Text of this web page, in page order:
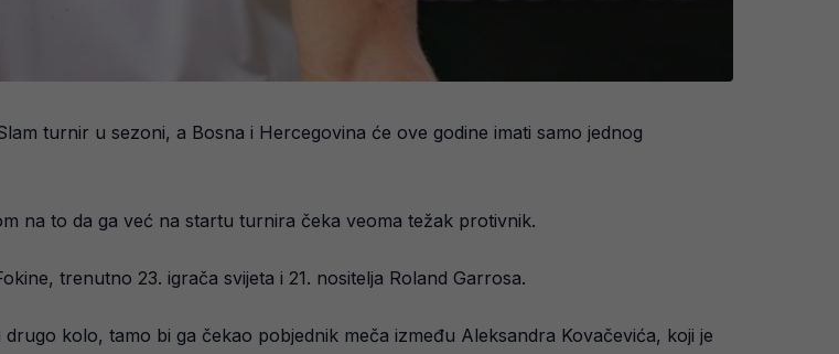
turnir u sezoni, a Bosna i Hercegovina će ove godine imati samo jednog
na to da ga već na startu turnira čeka veoma težak protivnik.
trenutno 23. igrača svijeta i 21. nositelja Roland Garrosa.
kolo, tamo bi ga čekao pobjednik meča između Aleksandra Kovačevića, koji je